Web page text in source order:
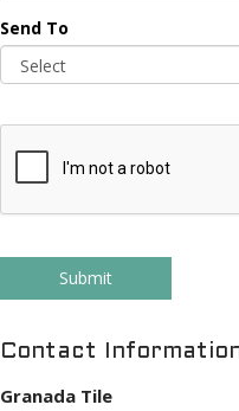
Send To
Submit
Contact
Granada Tile